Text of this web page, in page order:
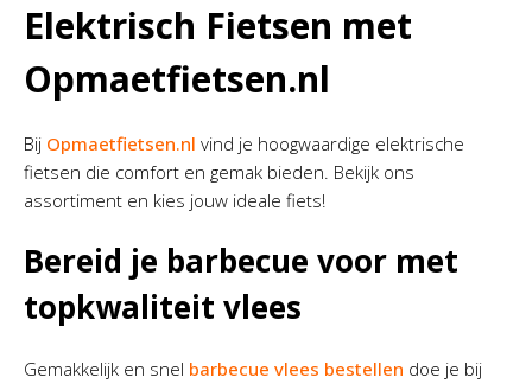
Elektrisch Fietsen met
Opmaetfietsen.nl
Bij Opmaetfietsen.nl vind je hoogwaardige elektrische
fietsen die comfort en gemak bieden. Bekijk ons
assortiment en kies jouw ideale fiets!
Bereid je barbecue voor met
topkwaliteit vlees
Gemakkelijk en snel barbecue vlees bestellen doe je bij